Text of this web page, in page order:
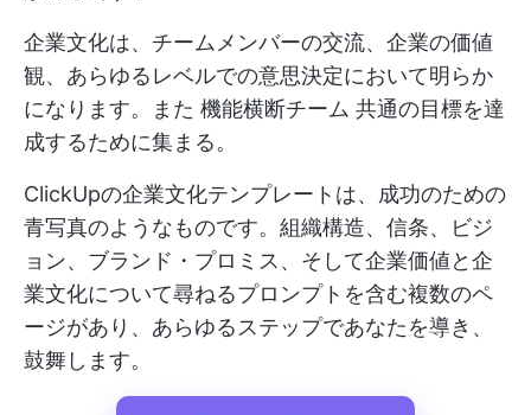
企業文化は、チームメンバーの交流、企業の価値
観、あらゆるレベルでの意思決定において明らか
になります。また 機能横断チーム 共通の目標を達
成するために集まる。
ClickUpの企業文化テンプレートは、成功のための
青写真のようなものです。組織構造、信条、ビジ
ョン、ブランド・プロミス、そして企業価値と企
業文化について尋ねるプロンプトを含む複数のペ
ージがあり、あらゆるステップであなたを導き、
鼓舞します。